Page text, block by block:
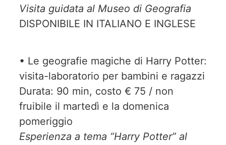
Visita guidata al Museo di Geografia
DISPONIBILE IN ITALIANO E INGLESE
• Le geografie magiche di Harry Potter:
visita-laboratorio per bambini e ragazzi
Durata: 90 min, costo € 75 / non
fruibile il martedì e la domenica
pomeriggio
Esperienza a tema “Harry Potter” al